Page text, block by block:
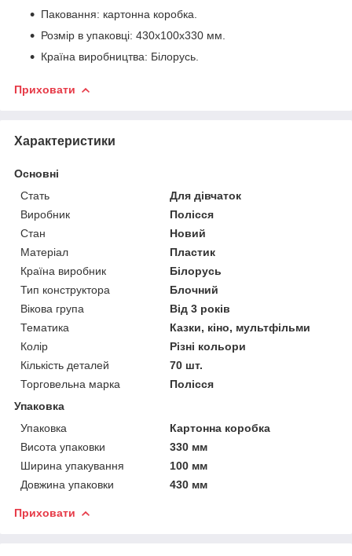
Паковання: картонна коробка.
Розмір в упаковці: 430х100х330 мм.
Країна виробництва: Білорусь.
Приховати
Характеристики
Основні
Стать
Для дівчаток
Виробник
Полісся
Стан
Новий
Матеріал
Пластик
Країна виробник
Білорусь
Тип конструктора
Блочний
Вікова група
Від 3 років
Тематика
Казки, кіно, мультфільми
Колір
Різні кольори
Кількість деталей
70 шт.
Торговельна марка
Полісся
Упаковка
Упаковка
Картонна коробка
Висота упаковки
330 мм
Ширина упакування
100 мм
Довжина упаковки
430 мм
Приховати